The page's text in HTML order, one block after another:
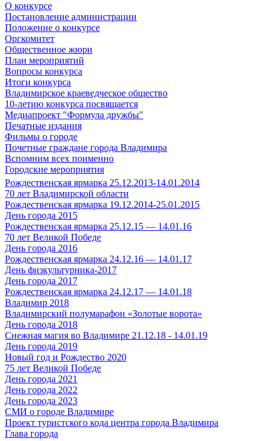
О конкурсе
Постановление администрации
Положение о конкурсе
Оргкомитет
Общественное жюри
План мероприятий
Вопросы конкурса
Итоги конкурса
Владимирское краеведческое общество
10-летию конкурса посвящается
Медиапроект "Формула дружбы"
Печатные издания
Фильмы о городе
Почетные граждане города Владимира
Вспомним всех поименно
Городские мероприятия
Рождественская ярмарка 25.12.2013-14.01.2014
70 лет Владимирской области
Рождественская ярмарка 19.12.2014-25.01.2015
День города 2015
Рождественская ярмарка 25.12.15 — 14.01.16
70 лет Великой Победе
День города 2016
Рождественская ярмарка 24.12.16 — 14.01.17
День физкультурника-2017
День города 2017
Рождественская ярмарка 24.12.17 — 14.01.18
Владимир 2018
Владимирский полумарафон «Золотые ворота»
День города 2018
Снежная магия во Владимире 21.12.18 - 14.01.19
День города 2019
Новый год и Рождество 2020
75 лет Великой Победе
День города 2021
День города 2022
День города 2023
СМИ о городе Владимире
Проект туристского кода центра города Владимира
Глава города